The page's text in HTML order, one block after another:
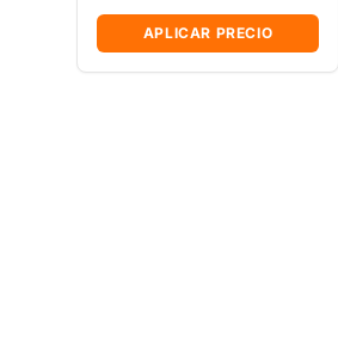
APLICAR PRECIO